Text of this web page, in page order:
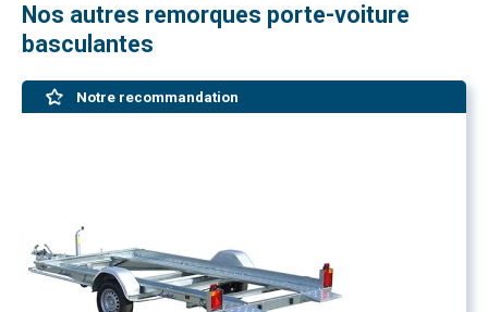
Nos autres remorques porte-voiture
basculantes
Notre recommandation